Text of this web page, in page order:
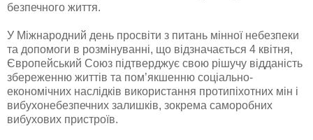
безпечного життя.
У Міжнародний день просвіти з питань мінної небезпеки
та допомоги в розмінуванні, що відзначається 4 квітня,
Європейський Союз підтверджує свою рішучу відданість
збереженню життів та пом’якшенню соціально-
економічних наслідків використання протипіхотних мін і
вибухонебезпечних залишків, зокрема саморобних
вибухових пристроїв.